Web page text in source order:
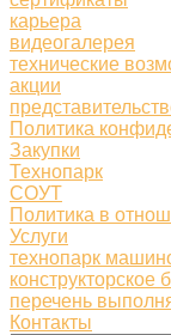
карьера
видеогалерея
технические
акции
Политика
Закупки
Технопарк
СОУТ
Политика в
Услуги
технопарк
конструкторское
перечень
Контакты